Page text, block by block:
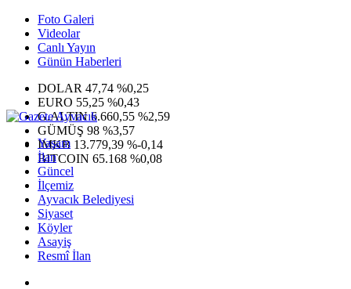
Foto Galeri
Videolar
Canlı Yayın
Günün Haberleri
DOLAR 47,74 %0,25
EURO 55,25 %0,43
G.ALTIN6.660,55 %2,59
GÜMÜŞ 98 %3,57
IMKB 13.779,39 %-0,14
BITCOIN 65.168 %0,08
Yaşam
İlan
Güncel
İlçemiz
Ayvacık Belediyesi
Siyaset
Köyler
Asayiş
Resmî İlan